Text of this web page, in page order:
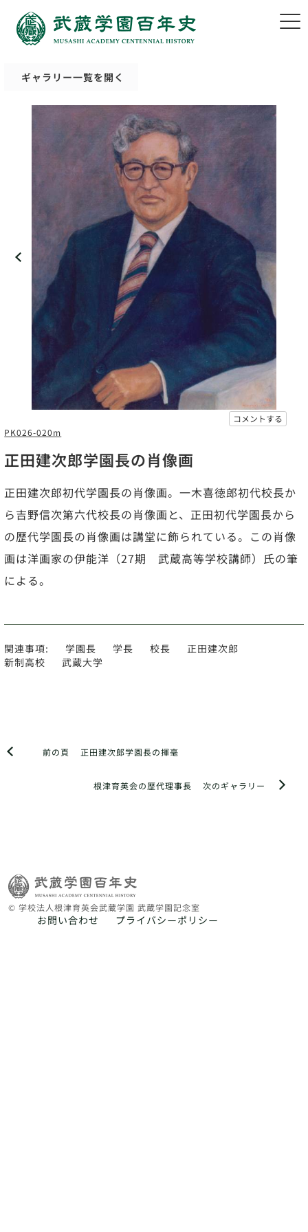
ギャラリー一覧を開く
コメントする
PK026-020m
正田建次郎学園長の肖像画
正田建次郎初代学園長の肖像画。一木喜徳郎初代校長か
ら吉野信次第六代校長の肖像画と、正田初代学園長から
の歴代学園長の肖像画は講堂に飾られている。この肖像
画は洋画家の伊能洋（27期 武蔵高等学校講師）氏の筆
による。
関連事項: 学園長 学長 校長
正田建次郎
新制高校
武蔵大学
前の頁 正田建次郎学園長の揮毫
次のギャラリー
根津育英会の歴代理事長
© 学校法人根津育英会武蔵学園 武蔵学園記念室
お問い合わせ プライバシーポリシー